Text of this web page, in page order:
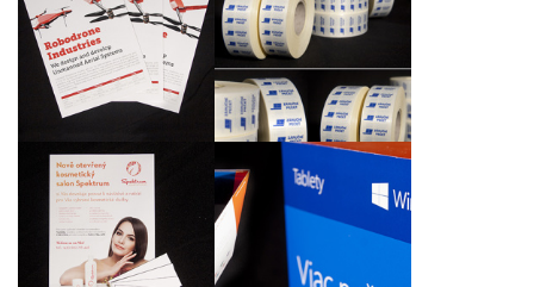
Ražba a zlacení letáků Bezpečnostní etikety
Tvorba vizuální
identity kosmetického
salónu Spektrum
Grafické návrhy a
výroba produktů k
jarní prodejní akci
Office 365 a Windows